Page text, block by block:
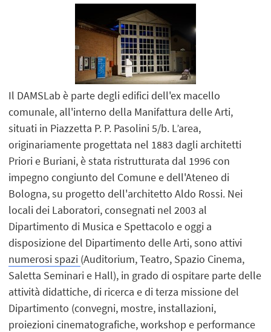
Il DAMSLab è parte degli edifici dell'ex macello
comunale, all'interno della Manifattura delle Arti,
situati in Piazzetta P. P. Pasolini 5/b. L’area,
originariamente progettata nel 1883 dagli architetti
Priori e Buriani, è stata ristrutturata dal 1996 con
impegno congiunto del Comune e dell'Ateneo di
Bologna, su progetto dell'architetto Aldo Rossi. Nei
locali dei Laboratori, consegnati nel 2003 al
Dipartimento di Musica e Spettacolo e oggi a
disposizione del Dipartimento delle Arti, sono attivi
numerosi spazi (Auditorium, Teatro, Spazio Cinema,
Saletta Seminari e Hall), in grado di ospitare parte delle
attività didattiche, di ricerca e di terza missione del
Dipartimento (convegni, mostre, installazioni,
proiezioni cinematografiche, workshop e performance